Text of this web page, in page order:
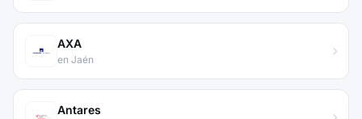
AXA
en Jaén
Antares